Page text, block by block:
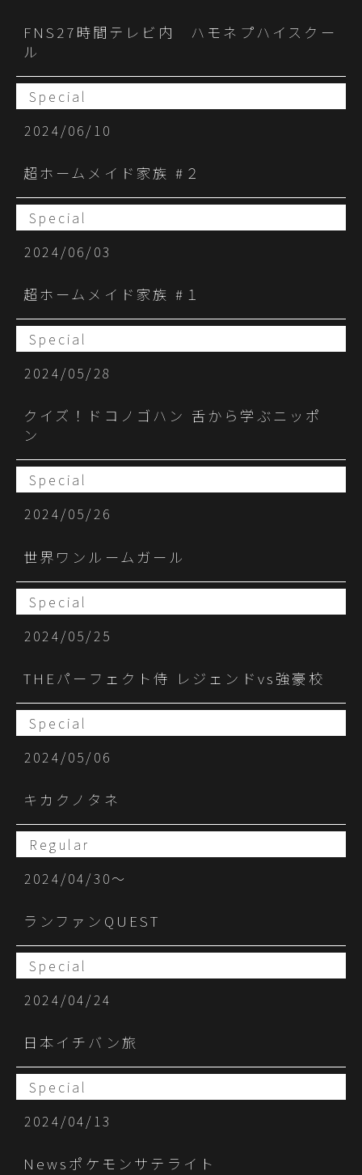
FNS27時間テレビ内 ハモネプハイスクー
ル
Special
2024/06/10
超ホームメイド家族 #２
Special
2024/06/03
超ホームメイド家族 #１
Special
2024/05/28
クイズ！ドコノゴハン 舌から学ぶニッポ
ン
Special
2024/05/26
世界ワンルームガール
Special
2024/05/25
THEパーフェクト侍 レジェンドvs強豪校
Special
2024/05/06
キカクノタネ
Regular
2024/04/30〜
ランファンQUEST
Special
2024/04/24
日本イチバン旅
Special
2024/04/13
Newsポケモンサテライト